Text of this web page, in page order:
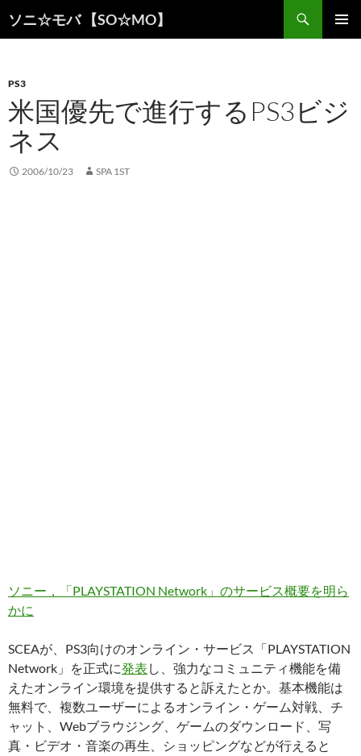
ソニ☆モバ 【SO☆MO】
索
ン
ツ
へ
ス
キ
ッ
PS3
米国優先で進行するPS3ビジ
ネス
2006/10/23 SPA 1ST
ソニー，「PLAYSTATION Network」のサービス概要を明ら
かに
SCEAが、PS3向けのオンライン・サービス「PLAYSTATION
Network」を正式に発表 し、強力なコミュニティ機能を備
えたオンライン環境を提供すると訴えたとか。基本機能は
無料で、複数ユーザーによるオンライン・ゲーム対戦、チ
ャット、Webブラウジング、ゲームのダウンロード、写
真・ビデオ・音楽の再生、ショッピングなどが行えると